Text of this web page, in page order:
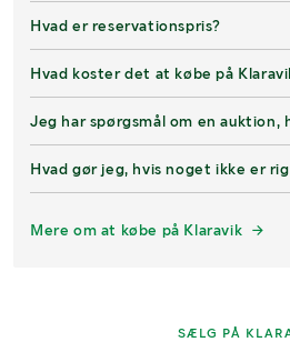
Hvad er reservationspris?
Hvad koster det at købe på
Jeg har spørgsmål om en auktion,
Hvad gør jeg, hvis noget ikke er
Mere om at købe på Klaravik
SÆLG PÅ